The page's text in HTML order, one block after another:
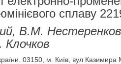
сплаву
В.М.
Клочков
03150, м. Київ, вул